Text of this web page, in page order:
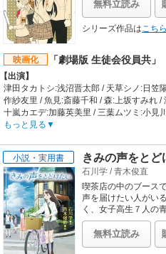
OP:三森すずこ「サキワフハナ」 / ED:鷲
（CV:花澤香菜）「やくそく」
【公開日】
2017年7月8日
師濱中アイ』の氏家
コママンガ、ゆる～
無料立読み
シリーズ作品はこちら
映画化 「劇場版 生徒会役員共」
【出演】
津田タカトシ:浅沼晋太郎 / 天草シノ:日笠
作紗友里 / 魚見:斎藤千和 / 森:上坂すみれ
十嵐カエデ:加藤英美里 / 三葉ムツミ:小見
新井里美 / 出島サヤカ:田村睦心 / 轟ネネ:椎
GoHands
【スタッフ情報】
原作:氏家ト全「生徒会役員共」（「週刊
監督:金澤洪充
シリーズ構成:金澤洪充 / キャラクターデ
中亮 / 美術監督:内藤健 / 撮影監督:菊地貴
也 / 音楽制作:キングレコード / 配給:クロ
【公開日】
2017年7月21日
もっと見る
小説・実用書 きみの声をとど
石川学 /青木俊直
喫茶店の中のブース
声を届けたい人がい
く、女子高生７人の
さなキセキを描く――
無料立読み